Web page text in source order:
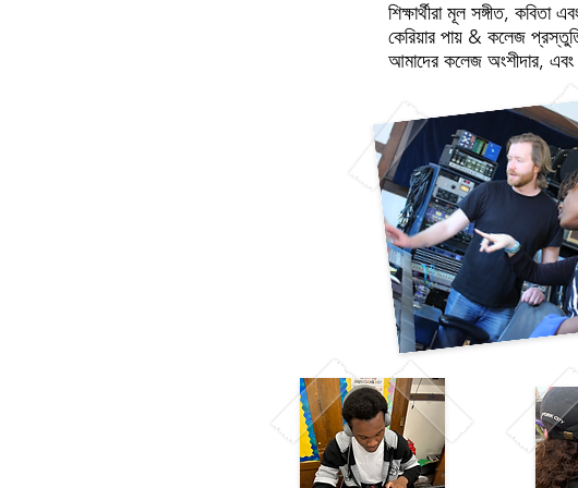
শিক্ষার্থীরা মূল সঙ্গীত,
কেরিয়ার পায় & কলেজ
আমাদের কলেজ অংশীদার, এবং